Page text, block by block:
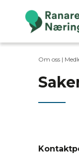
Om oss |